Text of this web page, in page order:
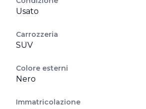
Usato
Carrozzeria
SUV
Colore esterni
Nero
Immatricolazione